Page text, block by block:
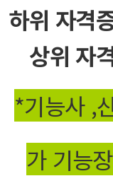
하위 자격
상위 자
*기능사 ,
가 기능